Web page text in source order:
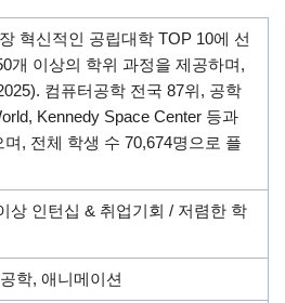
혁신적인 공립대학 TOP 10에 선
개 이상의 학위 과정을 제공하며,
컴퓨터공학 전국 87위, 공학
Kennedy Space Center 등과
, 전체 학생 수 70,674명으로 플
상 인턴십 & 취업기회 / 저렴한 학
학, 애니메이션